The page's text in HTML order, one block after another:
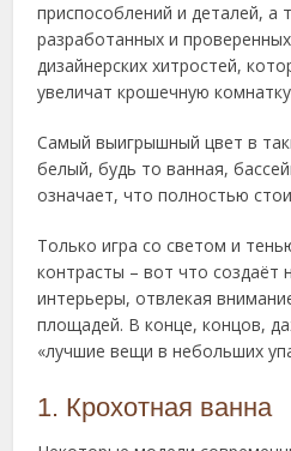
приспособлений и деталей, а
разработанных и
дизайнерских хитростей,
увеличат крошечную
Самый выигрышный цвет в
белый, будь то ванная,
означает, что полностью
Только игра со светом и
контрасты – вот что создаёт
интерьеры, отвлекая
площадей. В конце, концов,
«лучшие вещи в небольших
1. Крохотная ванна